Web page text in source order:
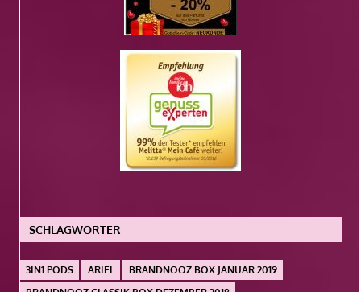
SCHLAGWÖRTER
3IN1 PODS ARIEL
BRANDNOOZ BOX JANUAR 2019